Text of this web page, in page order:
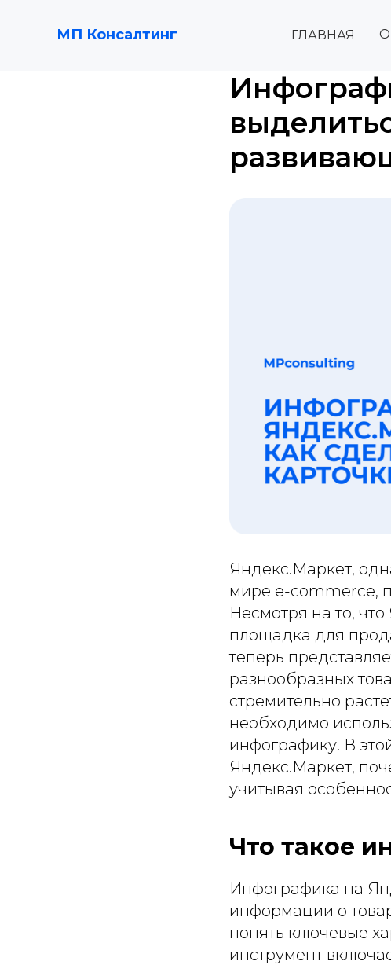
МП Консалтинг ГЛАВНАЯ
Яндекс.Маркет,
мире e-commerce,
Несмотря на то,
площадка для
теперь
разнообразных
стремительно
необходимо
инфографику. В
Яндекс.Маркет,
учитывая
Что такое
Инфографика на
информации о
понять ключевые
инструмент